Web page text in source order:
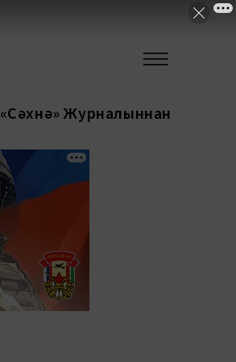
«Сәхнә» Журналыннан